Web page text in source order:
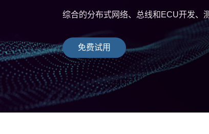
综合的分布式网络、总线和ECU开发、
免费试用